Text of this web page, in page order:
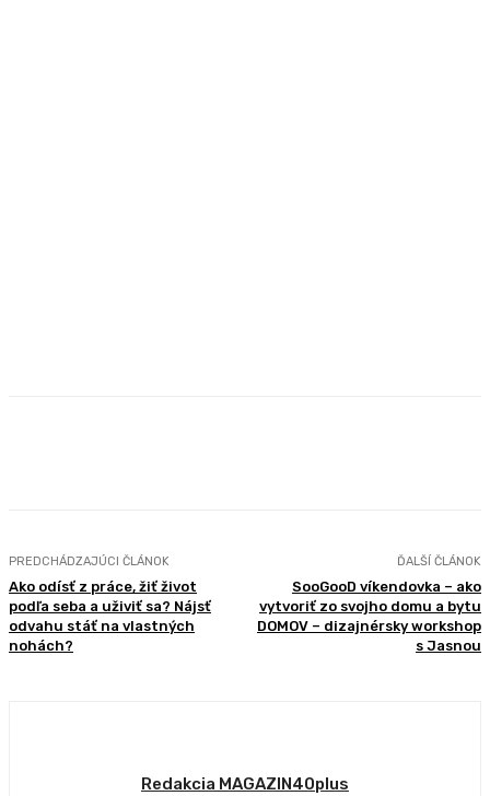
PREDCHÁDZAJÚCI ČLÁNOK
Ako odísť z práce, žiť život
podľa seba a uživiť sa? Nájsť
odvahu stáť na vlastných
nohách?
ĎALŠÍ ČLÁNOK
SooGooD víkendovka – ako
vytvoriť zo svojho domu a bytu
DOMOV – dizajnérsky workshop
s Jasnou
Redakcia MAGAZIN40plus